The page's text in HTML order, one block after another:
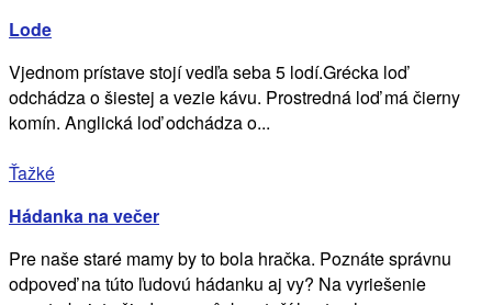
Lode
Vjednom prístave stojí vedľa seba 5 lodí.Grécka loď
odchádza o šiestej a vezie kávu. Prostredná loď má čierny
komín. Anglická loď odchádza o...
Ťažké
Hádanka na večer
Pre naše staré mamy by to bola hračka. Poznáte správnu
odpoveď na túto ľudovú hádanku aj vy? Na vyriešenie